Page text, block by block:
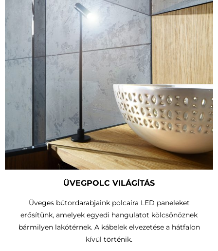
ÜVEGPOLC VILÁGÍTÁS
Üveges bútordarabjaink polcaira LED paneleket
erősítünk, amelyek egyedi hangulatot kölcsönöznek
bármilyen lakótérnek. A kábelek elvezetése a hátfalon
kívül történik.